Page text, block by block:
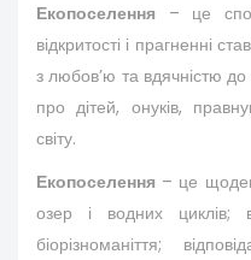
Екопоселення – це
відкритості і прагненні
з любов’ю та вдячністю
про дітей, онуків,
світу.
Екопоселення – це
озер і водних циклів;
біорізноманіття;